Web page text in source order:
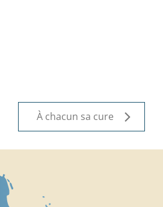
À chacun sa cure